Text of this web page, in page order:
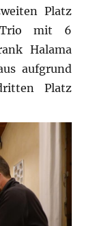
Platz
Trio mit 6
Halama
aufgrund
Platz